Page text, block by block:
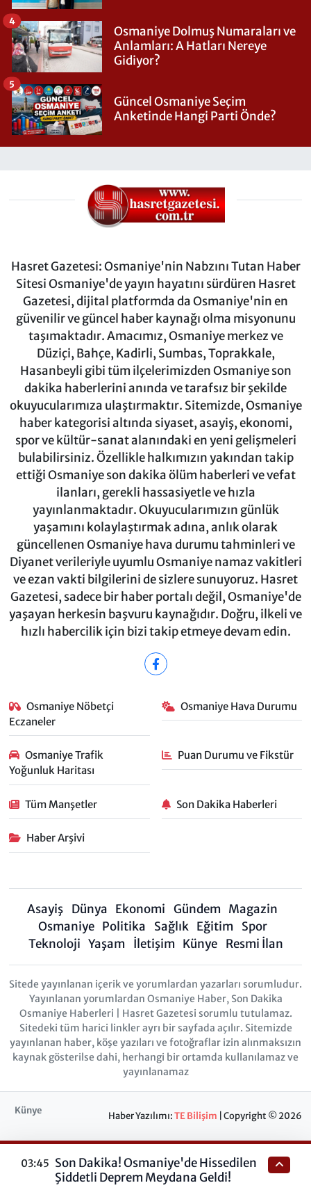
Osmaniye Dolmuş Numaraları ve
Anlamları: A Hatları Nereye
Gidiyor?
4
Güncel Osmaniye Seçim
Anketinde Hangi Parti Önde?
5
Hasret Gazetesi: Osmaniye'nin Nabzını Tutan Haber
Sitesi Osmaniye'de yayın hayatını sürdüren Hasret
Gazetesi, dijital platformda da Osmaniye'nin en
güvenilir ve güncel haber kaynağı olma misyonunu
taşımaktadır. Amacımız, Osmaniye merkez ve
Düziçi, Bahçe, Kadirli, Sumbas, Toprakkale,
Hasanbeyli gibi tüm ilçelerimizden Osmaniye son
dakika haberlerini anında ve tarafsız bir şekilde
okuyucularımıza ulaştırmaktır. Sitemizde, Osmaniye
haber kategorisi altında siyaset, asayiş, ekonomi,
spor ve kültür-sanat alanındaki en yeni gelişmeleri
bulabilirsiniz. Özellikle halkımızın yakından takip
ettiği Osmaniye son dakika ölüm haberleri ve vefat
ilanları, gerekli hassasiyetle ve hızla
yayınlanmaktadır. Okuyucularımızın günlük
yaşamını kolaylaştırmak adına, anlık olarak
güncellenen Osmaniye hava durumu tahminleri ve
Diyanet verileriyle uyumlu Osmaniye namaz vakitleri
ve ezan vakti bilgilerini de sizlere sunuyoruz. Hasret
Gazetesi, sadece bir haber portalı değil, Osmaniye'de
yaşayan herkesin başvuru kaynağıdır. Doğru, ilkeli ve
hızlı habercilik için bizi takip etmeye devam edin.
Osmaniye Nöbetçi
Eczaneler
Osmaniye Hava Durumu
Osmaniye Trafik
Yoğunluk Haritası
Puan Durumu ve Fikstür
Tüm Manşetler Son Dakika Haberleri
Haber Arşivi
Asayiş Dünya Ekonomi Gündem Magazin
Osmaniye Politika Sağlık Eğitim
Spor
Teknoloji Yaşam İletişim Künye Resmi İlan
Sitede yayınlanan içerik ve yorumlardan yazarları sorumludur.
Yayınlanan yorumlardan Osmaniye Haber, Son Dakika
Osmaniye Haberleri | Hasret Gazetesi sorumlu tutulamaz.
Sitedeki tüm harici linkler ayrı bir sayfada açılır. Sitemizde
yayınlanan haber, köşe yazıları ve fotoğraflar izin alınmaksızın
kaynak gösterilse dahi, herhangi bir ortamda kullanılamaz ve
yayınlanamaz
Künye Haber Yazılımı:TE Bilişim | Copyright © 2026
03:45 Son Dakika! Osmaniye'de Hissedilen
Şiddetli Deprem Meydana Geldi!